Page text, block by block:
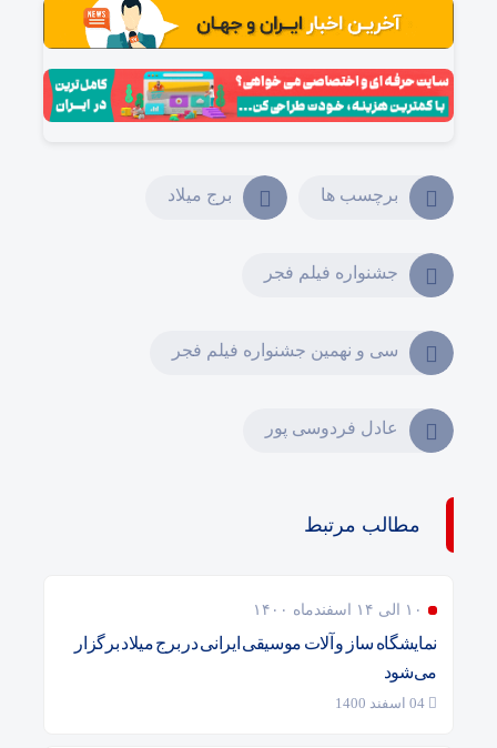
برچسب ها برج میلاد
جشنواره فیلم فجر
سی و نهمین جشنواره فیلم فجر
عادل فردوسی‌ پور
مطالب مرتبط
۱۰ الی ۱۴ اسفندماه ۱۴۰۰
نمایشگاه ساز و آلات موسیقی ایرانی در برج میلاد برگزار
می‌شود